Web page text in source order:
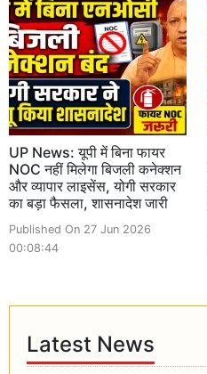
UP News: यूपी में बिना फायर
NOC नहीं मिलेगा बिजली कनेक्शन
और व्यापार लाइसेंस, योगी सरकार
का बड़ा फैसला, शासनादेश जारी
Published On 27 Jun 2026
00:08:44
Latest News